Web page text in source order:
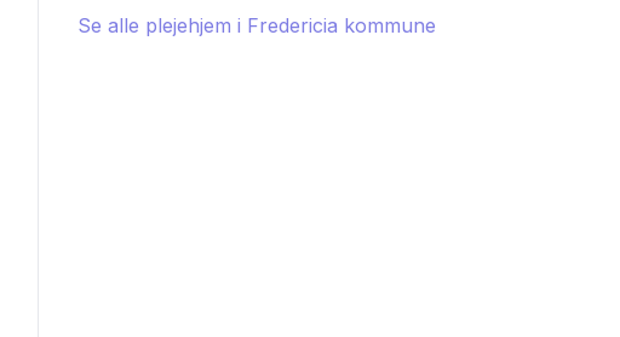
Se alle plejehjem i Fredericia kommune